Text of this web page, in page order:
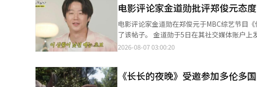
过全球合作伙伴关系扩大品牌影响力，以及
Max和Disney+签署了合作协议，已在日本及
广告市场集中，整体需求疲软，电视广告收
元，营业亏损为105亿韩元。该部门专注于向
内容的需求持续增长，表现出稳健的增长势头
36.4%，为109亿韩元。电商部门的营收为
将直播节目编辑成短视频内容，积极在
电影评论家金道勋批评郑俊元态
电影评论家金道勋在郑俊元于MBC综艺节目
了该帖子。 金道勋于5日在其社交媒体账户上发布了“Just don’t”的文字，并附上了显示其帖子、关注者和粉丝数
均为0的截图。这似乎是他对郑俊元争议的回应。 郑俊元在8月1日的节目中表现得较为消极，因而引发了态度
媒体上指出：“最近有些艺人以内向人设出
2026-08-07 03:00:20
《长长的夜晚》受邀参加多伦多